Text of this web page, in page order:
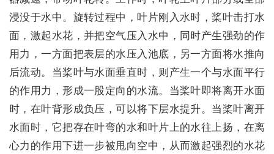
浸没于水中。旋转过程中，叶片刚入水时，桨叶击打水
面，激起水花，并把空气压入水中，同时产生强劲的作
用力，一方面把表层的水压入池底，另一方面将水推向
后流动。当桨叶与水面垂直时，则产生一个与水面平行
的作用力，形成一股定向的水流。当桨叶即将离开水面
时，在叶背形成负压，可以将下层水提升。当桨叶离开
水面时，它把存在叶弯的水和叶片上的水往上扬，在离
心力的作用下进一步被甩向空中，从而激起强烈的水花